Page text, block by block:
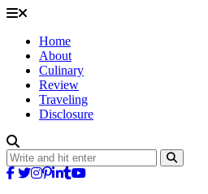
Home
About
Culinary
Review
Traveling
Disclosure